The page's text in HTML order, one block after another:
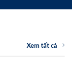
Xem tất cả